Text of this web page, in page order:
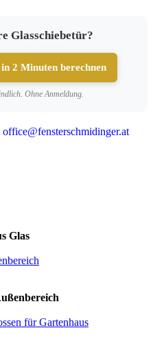
Glasschiebetür?
2 Minuten berechnen
Ohne Anmeldung.
office@fensterschmidinger.at
Glas